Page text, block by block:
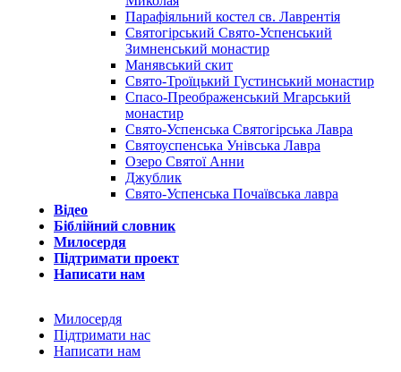
Парафіяльний костел св. Лаврентія
Святогірський Свято-Успенський
Зимненський монастир
Манявський скит
Свято-Троїцький Густинський монастир
Спасо-Преображенський Мгарський
монастир
Свято-Успенська Святогірська Лавра
Святоуспенська Унівська Лавра
Озеро Святої Анни
Джублик
Свято-Успенська Почаївська лавра
Відeo
Біблійний словник
Милосердя
Підтримати проект
Написати нам
Милосердя
Підтримати нас
Написати нам